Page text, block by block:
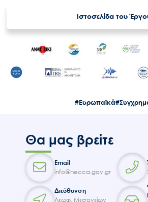
Ιστοσελίδα του
#Ευρωπαϊκά
Θα μας βρείτε
Email
info@necca.gov.gr
Διεύθυνση
Λεωφ. Μεσογείων